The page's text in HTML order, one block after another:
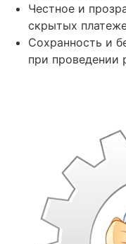
Честное и
скрытых
Сохранность и
при проведении